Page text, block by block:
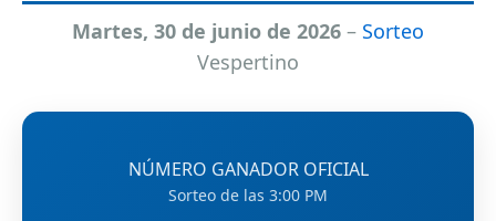
Martes, 30 de junio de 2026 – Sorteo
Vespertino
NÚMERO GANADOR OFICIAL
Sorteo de las 3:00 PM